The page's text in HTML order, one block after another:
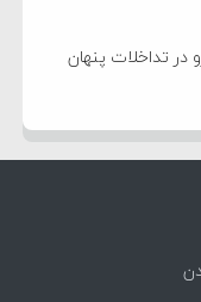
در تداخلات پنهان